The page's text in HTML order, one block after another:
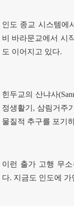
인도 종교 시스템에
비 바라문교에서 시
도 이어지고 있다.
힌두교의 산냐사
정생활기 , 삼림거주
물질적 추구를 포기
이런 출가 고행 무
다. 지금도 인도에